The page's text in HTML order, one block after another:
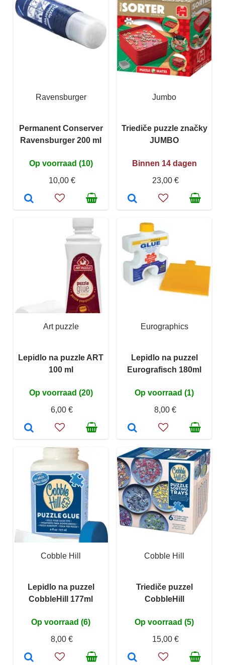
Ravensburger
Permanent Conserver
Ravensburger 200 ml
Op voorraad (10)
10,00 €
Jumbo
Triediče puzzle značky
JUMBO
Binnen 14 dagen
23,00 €
Art puzzle
Lepidlo na puzzle ART
100 ml
Op voorraad (20)
6,00 €
Eurographics
Lepidlo na puzzel
Eurografisch 180ml
Op voorraad (1)
8,00 €
Cobble Hill
Lepidlo na puzzel
CobbleHill 177ml
Op voorraad (6)
8,00 €
Cobble Hill
Triediče puzzel
CobbleHill
Op voorraad (5)
15,00 €